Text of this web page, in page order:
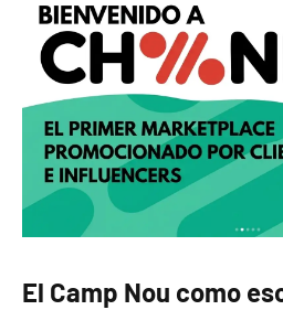
El Camp Nou como